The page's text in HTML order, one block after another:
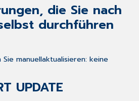
die Sie nach
durchführen
Siemanuellaktualisieren: keine
UPDATE